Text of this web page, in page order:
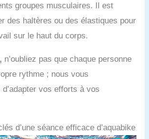
groupes musculaires. Il est
des haltères ou des élastiques pour
sur le haut du corps.
n’oubliez pas que chaque personne
rythme ; nous vous
vos efforts à vos
d’une séance efficace d’aquabike